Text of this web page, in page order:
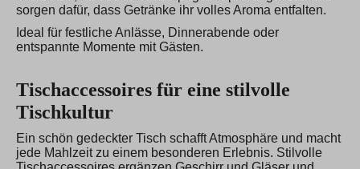
sorgen dafür, dass Getränke ihr volles Aroma entfalten.
Ideal für festliche Anlässe, Dinnerabende oder
entspannte Momente mit Gästen.
Tischaccessoires für eine stilvolle
Tischkultur
Ein schön gedeckter Tisch schafft Atmosphäre und macht
jede Mahlzeit zu einem besonderen Erlebnis. Stilvolle